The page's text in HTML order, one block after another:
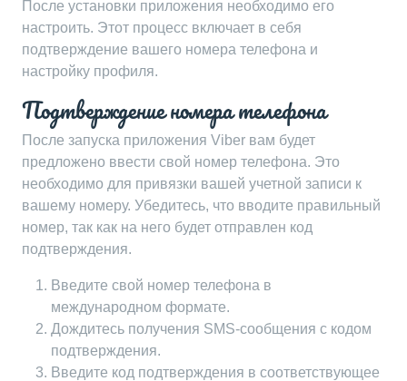
После установки приложения необходимо его
настроить. Этот процесс включает в себя
подтверждение вашего номера телефона и
настройку профиля.
Подтверждение номера телефона
После запуска приложения Viber вам будет
предложено ввести свой номер телефона. Это
необходимо для привязки вашей учетной записи к
вашему номеру. Убедитесь, что вводите правильный
номер, так как на него будет отправлен код
подтверждения.
Введите свой номер телефона в
международном формате.
Дождитесь получения SMS-сообщения с кодом
подтверждения.
Введите код подтверждения в соответствующее